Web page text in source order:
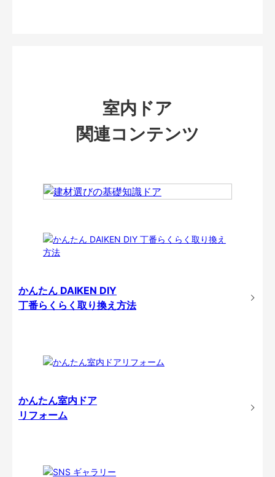
室内ドア
関連コンテンツ
かんたん DAIKEN DIY
丁番らくらく取り換え方法
かんたん室内ドア
リフォーム